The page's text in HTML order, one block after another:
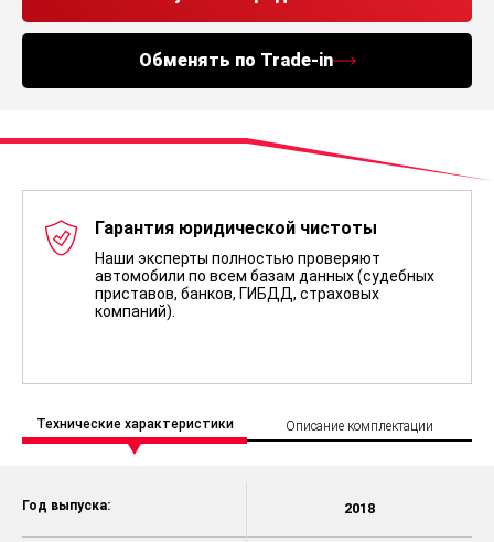
Обменять по Trade-in
Гарантия юридической чистоты
Наши эксперты полностью проверяют
автомобили по всем базам данных (судебных
приставов, банков, ГИБДД, страховых
компаний).
Технические характеристики Описание комплектации
Год выпуска: 2018